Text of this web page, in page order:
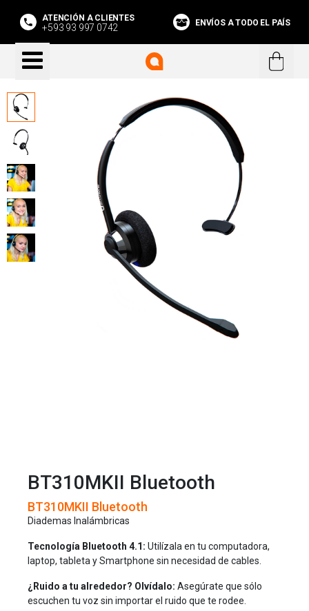
ATENCIÓN A CLIENTES
+593 93 997 0742 ENVÍOS A TODO EL PAÍS
BT310MKII Bluetooth
BT310MKII Bluetooth
Diademas Inalámbricas
Tecnología Bluetooth 4.1: Utilízala en tu computadora,
laptop, tableta y Smartphone sin necesidad de cables.
¿Ruido a tu alrededor? Olvídalo: Asegúrate que sólo
escuchen tu voz sin importar el ruido que te rodee.